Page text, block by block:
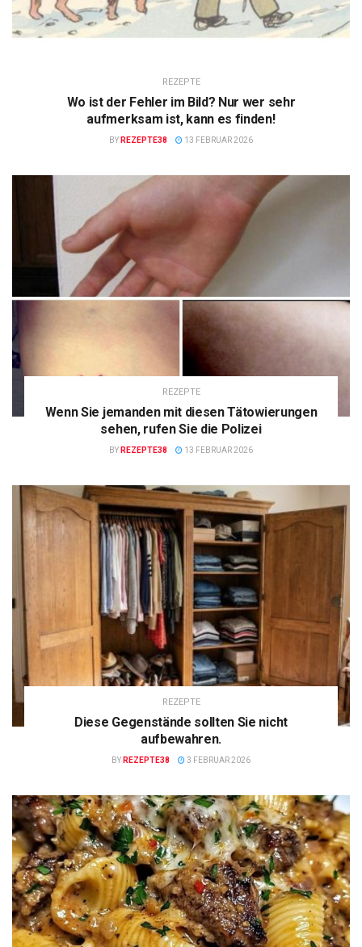
REZEPTE
Wo ist der Fehler im Bild? Nur wer sehr
aufmerksam ist, kann es finden!
BY REZEPTE38 13 FEBRUAR 2026
REZEPTE
Wenn Sie jemanden mit diesen Tätowierungen
sehen, rufen Sie die Polizei
BY REZEPTE38 13 FEBRUAR 2026
REZEPTE
Diese Gegenstände sollten Sie nicht
aufbewahren.
BY REZEPTE38 3 FEBRUAR 2026